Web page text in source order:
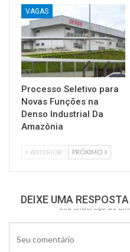
VAGAS
Processo Seletivo para
Novas Funções na
Denso Industrial Da
Amazônia
ANTERIOR PRÓXIMO
DEIXE UMA RESPOSTA
Seu endereço de